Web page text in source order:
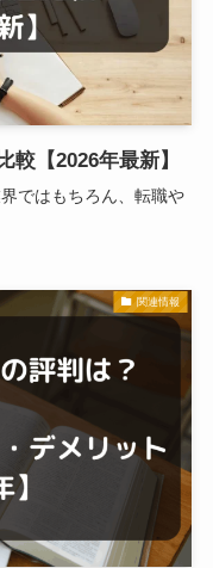
【2026年最新】
ではもちろん、転職や
関連情報